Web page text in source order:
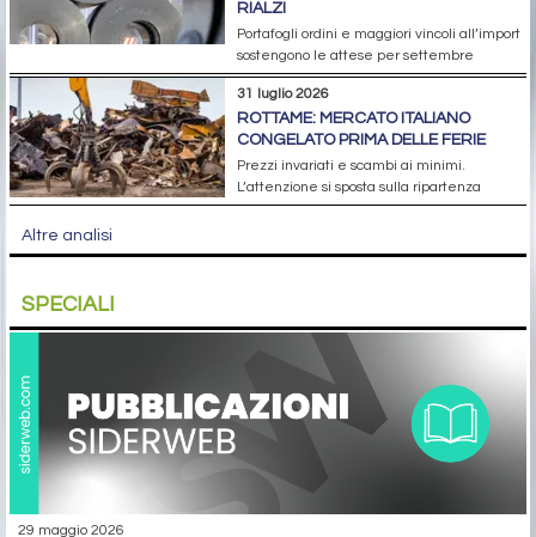
RIALZI
Portafogli ordini e maggiori vincoli all’import
sostengono le attese per settembre
31 luglio 2026
ROTTAME: MERCATO ITALIANO
CONGELATO PRIMA DELLE FERIE
Prezzi invariati e scambi ai minimi.
L’attenzione si sposta sulla ripartenza
Altre analisi
SPECIALI
29 maggio 2026